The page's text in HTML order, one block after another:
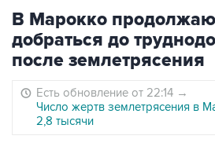
В Марокко
добраться до
после землетрясения
Есть обновление от 22:14 →
Число жертв землетрясения в
2,8 тысячи